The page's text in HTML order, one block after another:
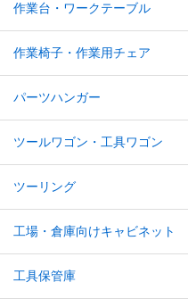
作業台・ワークテーブル
作業椅子・作業用チェア
パーツハンガー
ツールワゴン・工具ワゴン
ツーリング
工場・倉庫向けキャビネット
工具保管庫